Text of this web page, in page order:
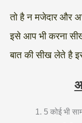
तो है न मजेदार और
इसे आप भी करना
बात की सीख लेते है
5 कोई भी